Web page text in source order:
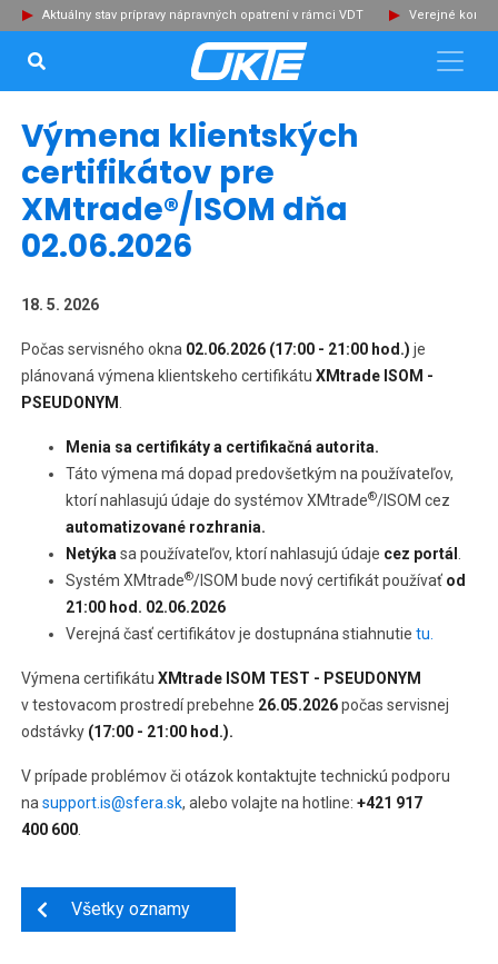
Aktuálny stav prípravy nápravných opatrení v rámci VDT Verejné
Výmena klientských
certifikátov pre
XMtrade®/ISOM dňa
02.06.2026
18. 5. 2026
Počas servisného okna 02.06.2026 (17:00 - 21:00 hod.) je
plánovaná výmena klientskeho certifikátu XMtrade ISOM -
PSEUDONYM
Menia sa certifikáty a certifikačná autorita.
Táto výmena má dopad predovšetkým na používateľov,
ktorí nahlasujú údaje do systémov XMtrade®/ISOM cez
automatizované rozhrania.
Netýka sa používateľov, ktorí nahlasujú údaje cez portál
Systém XMtrade®/ISOM bude nový certifikát používať od
21:00 hod. 02.06.2026
Verejná časť certifikátov je dostupnána stiahnutie tu.
Výmena certifikátu XMtrade ISOM TEST - PSEUDONYM
v testovacom prostredí prebehne 26.05.2026počas servisnej
odstávky (17:00 - 21:00 hod.).
V prípade problémov či otázok kontaktujte technickú podporu
na support.is@sfera.sk, alebo volajte na hotline: +421 917
400 600
Všetky oznamy